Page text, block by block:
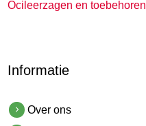
Ocileerzagen en toebehoren
Informatie
Over ons